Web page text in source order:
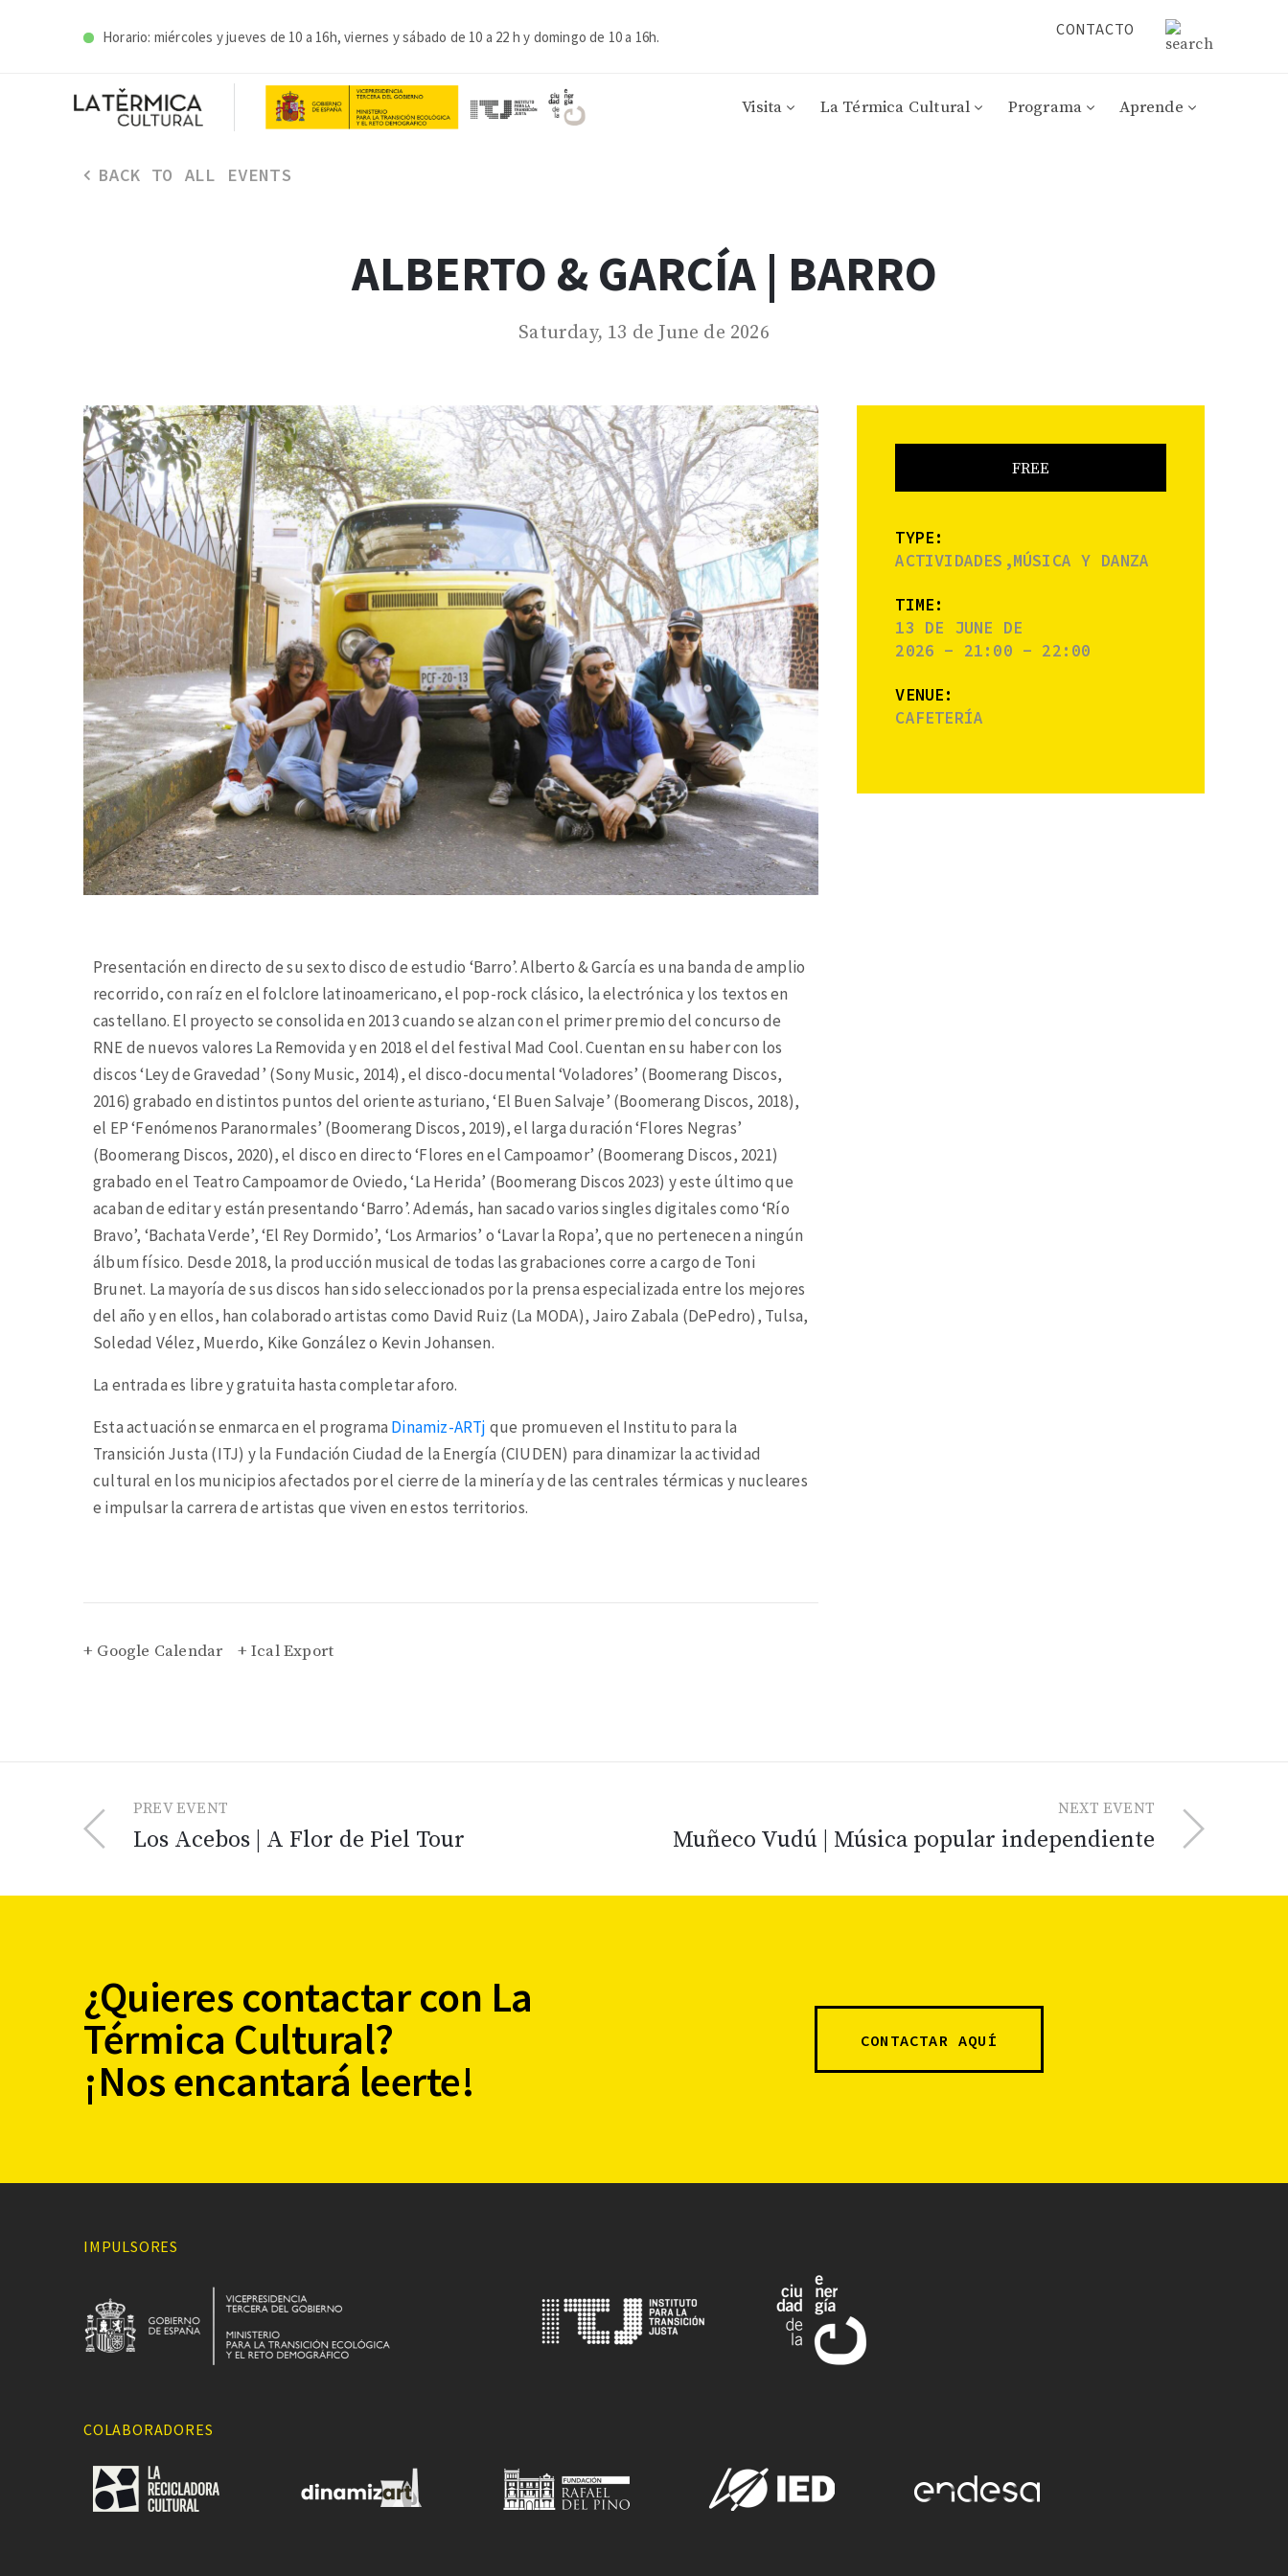
Horario: miércoles y jueves de 10 a 16h, viernes y sábado de 10 a 22 h y domingo de 10 a 16h. CONTACTO
Visita La Térmica Cultural Programa Aprende
BACK TO ALL EVENTS
ALBERTO & GARCÍA | BARRO
Saturday, 13 de June de 2026
Presentación en directo de su sexto disco de estudio ‘Barro’. Alberto & García es una banda de amplio
recorrido, con raíz en el folclore latinoamericano, el pop-rock clásico, la electrónica y los textos en
castellano. El proyecto se consolida en 2013 cuando se alzan con el primer premio del concurso de
RNE de nuevos valores La Removida y en 2018 el del festival Mad Cool. Cuentan en su haber con los
discos ‘Ley de Gravedad’ (Sony Music, 2014), el disco-documental ‘Voladores’ (Boomerang Discos,
2016) grabado en distintos puntos del oriente asturiano, ‘El Buen Salvaje’ (Boomerang Discos, 2018),
el EP ‘Fenómenos Paranormales’ (Boomerang Discos, 2019), el larga duración ‘Flores Negras’
(Boomerang Discos, 2020), el disco en directo ‘Flores en el Campoamor’ (Boomerang Discos, 2021)
grabado en el Teatro Campoamor de Oviedo, ‘La Herida’ (Boomerang Discos 2023) y este último que
acaban de editar y están presentando ‘Barro’. Además, han sacado varios singles digitales como ‘Río
Bravo’, ‘Bachata Verde’, ‘El Rey Dormido’, ‘Los Armarios’ o ‘Lavar la Ropa’, que no pertenecen a ningún
álbum físico. Desde 2018, la producción musical de todas las grabaciones corre a cargo de Toni
Brunet. La mayoría de sus discos han sido seleccionados por la prensa especializada entre los mejores
del año y en ellos, han colaborado artistas como David Ruiz (La MODA), Jairo Zabala (DePedro), Tulsa,
Soledad Vélez, Muerdo, Kike González o Kevin Johansen.
La entrada es libre y gratuita hasta completar aforo.
Esta actuación se enmarca en el programa Dinamiz-ARTj que promueven el Instituto para la
Transición Justa (ITJ) y la Fundación Ciudad de la Energía (CIUDEN) para dinamizar la actividad
cultural en los municipios afectados por el cierre de la minería y de las centrales térmicas y nucleares
e impulsar la carrera de artistas que viven en estos territorios.
+ Google Calendar + Ical Export
FREE
TYPE:
ACTIVIDADES,MÚSICA Y DANZA
TIME:
13 DE JUNE DE
2026 - 21:00 - 22:00
VENUE:
CAFETERÍA
PREV EVENT
Los Acebos | A Flor de Piel Tour
NEXT EVENT
Muñeco Vudú | Música popular independiente
¿Quieres contactar con La
Térmica Cultural?
¡Nos encantará leerte!
CONTACTAR AQUÍ
IMPULSORES
COLABORADORES